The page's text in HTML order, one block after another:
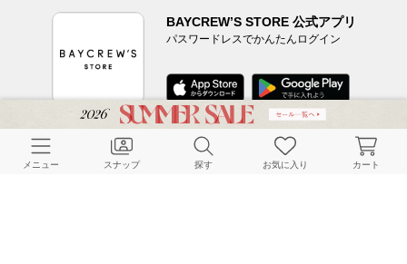
BAYCREW’S STORE 公式アプリ
パスワードレスでかんたんログイン
CUSTOMER SERVICE
メニュー スナップ 探す お気に入り カート